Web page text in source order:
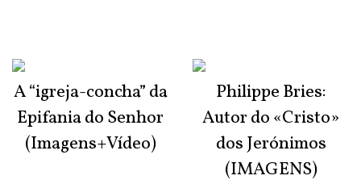
A “igreja-concha” da
Epifania do Senhor
(Imagens+Vídeo)
Philippe Bries:
Autor do «Cristo»
dos Jerónimos
(IMAGENS)